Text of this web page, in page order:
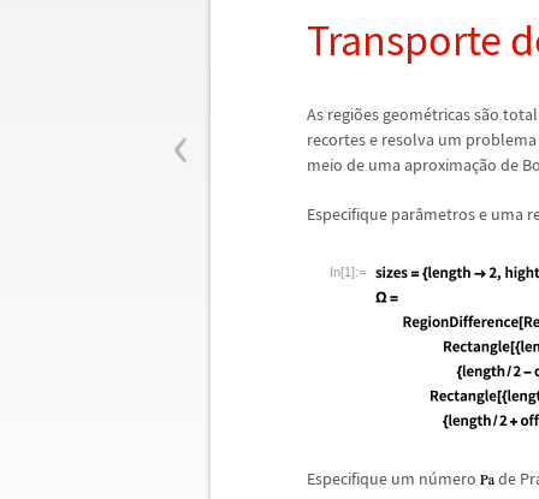
‹
Transporte
As regiões geométricas são
recortes e resolva um
meio de uma aproximação de
Especifique parâmetros e uma
In[1]:=
Especifique um número de